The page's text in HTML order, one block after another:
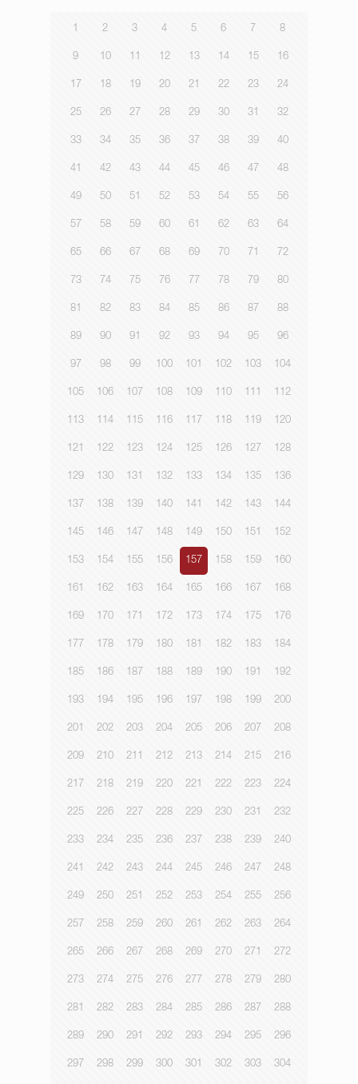
1 2 3 4 5 6 7 8
9 10 11 12 13 14 15 16
17 18 19 20 21 22 23 24
25 26 27 28 29 30 31 32
33 34 35 36 37 38 39 40
41 42 43 44 45 46 47 48
49 50 51 52 53 54 55 56
57 58 59 60 61 62 63 64
65 66 67 68 69 70 71 72
73 74 75 76 77 78 79 80
81 82 83 84 85 86 87 88
89 90 91 92 93 94 95 96
97 98 99 100 101 102 103 104
105 106 107 108 109 110 111 112
113 114 115 116 117 118 119 120
121 122 123 124 125 126 127 128
129 130 131 132 133 134 135 136
137 138 139 140 141 142 143 144
145 146 147 148 149 150 151 152
153 154 155 156 157 158 159 160
161 162 163 164 165 166 167 168
169 170 171 172 173 174 175 176
177 178 179 180 181 182 183 184
185 186 187 188 189 190 191 192
193 194 195 196 197 198 199 200
201 202 203 204 205 206 207 208
209 210 211 212 213 214 215 216
217 218 219 220 221 222 223 224
225 226 227 228 229 230 231 232
233 234 235 236 237 238 239 240
241 242 243 244 245 246 247 248
249 250 251 252 253 254 255 256
257 258 259 260 261 262 263 264
265 266 267 268 269 270 271 272
273 274 275 276 277 278 279 280
281 282 283 284 285 286 287 288
289 290 291 292 293 294 295 296
297 298 299 300 301 302 303 304